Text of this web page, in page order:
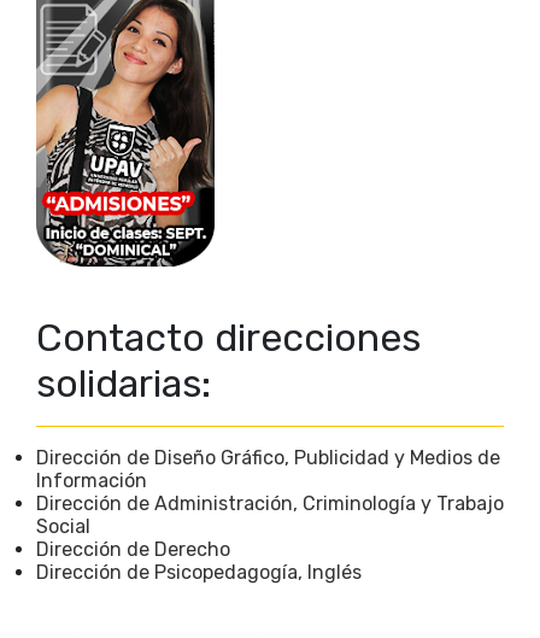
Contacto direcciones
solidarias:
Dirección de Diseño Gráfico, Publicidad y Medios de
Información
Dirección de Administración, Criminología y Trabajo
Social
Dirección de Derecho
Dirección de Psicopedagogía, Inglés